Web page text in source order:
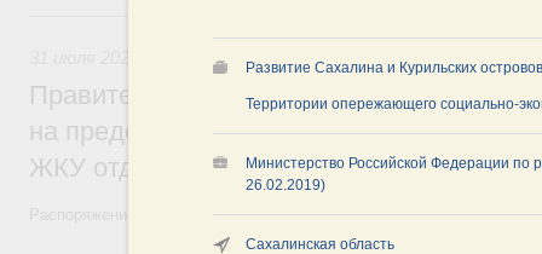
Развитие Сахалина и Курильских островов
Территории опережающего социально-
Министерство Российской Федерации по
26.02.2019)
Сахалинская область
Социальная поддержка отдельных
Правительство направит регионам
на предоставление мер социальной
ЖКУ отдельным категориям граждан
Распоряжение от 30 июля 2026 года №2032-р